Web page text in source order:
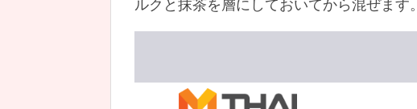
ルクと抹茶を層にしておいてから混ぜます。